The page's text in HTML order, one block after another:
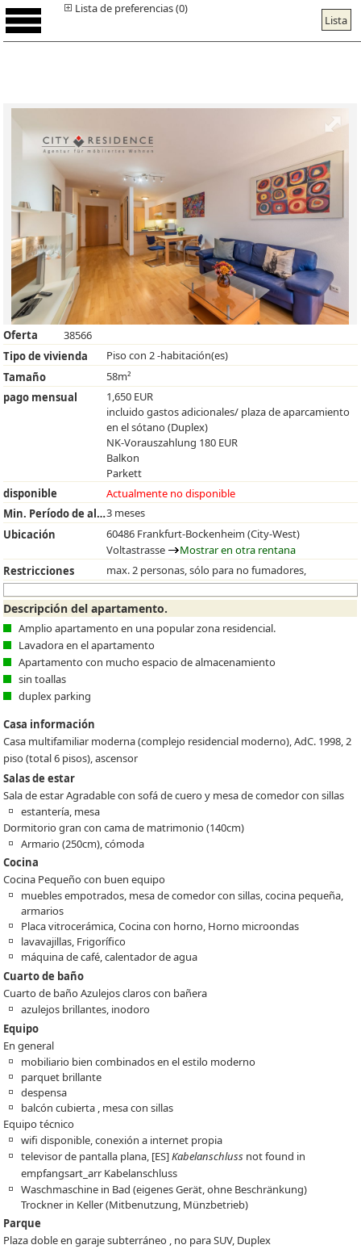
Lista
Lista de preferencias (0)
Oferta
38566
Tipo de vivienda
Piso con 2 -habitación(es)
Tamaño
58m²
pago mensual
1,650 EUR
incluido gastos adicionales/ plaza de aparcamiento
en el sótano (Duplex)
NK-Vorauszahlung 180 EUR
Balkon
Parkett
disponible
Actualmente no disponible
Min. Período de alquiler3 meses
Ubicación
60486 Frankfurt-Bockenheim (City-West)
Voltastrasse
Mostrar en otra rentana
Restricciones
max. 2 personas, sólo para no fumadores,
Descripción del apartamento.
Amplio apartamento en una popular zona residencial.
Lavadora en el apartamento
Apartamento con mucho espacio de almacenamiento
sin toallas
duplex parking
Casa información
Casa multifamiliar moderna (complejo residencial moderno), AdC. 1998, 2
piso (total 6 pisos), ascensor
Salas de estar
Sala de estar Agradable con sofá de cuero y mesa de comedor con sillas
estantería, mesa
Dormitorio gran con cama de matrimonio (140cm)
Armario (250cm), cómoda
Cocina
Cocina Pequeño con buen equipo
muebles empotrados, mesa de comedor con sillas, cocina pequeña,
armarios
Placa vitrocerámica, Cocina con horno, Horno microondas
lavavajillas, Frigorífico
máquina de café, calentador de agua
Cuarto de baño
Cuarto de baño Azulejos claros con bañera
azulejos brillantes, inodoro
Equipo
En general
mobiliario bien combinados en el estilo moderno
parquet brillante
despensa
balcón cubierta , mesa con sillas
Equipo técnico
wifi disponible, conexión a internet propia
televisor de pantalla plana, [ES]Kabelanschluss not found in
empfangsart_arr Kabelanschluss
Waschmaschine in Bad (eigenes Gerät, ohne Beschränkung)
Trockner in Keller (Mitbenutzung, Münzbetrieb)
Parque
Plaza doble en garaje subterráneo , no para SUV, Duplex